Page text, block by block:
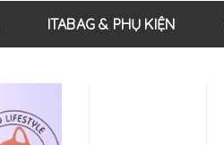
ITABAG & PHỤ KIỆN